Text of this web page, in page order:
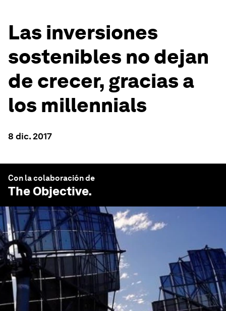
Las inversiones
sostenibles no dejan
de crecer, gracias a
los millennials
8 dic. 2017
Con la colaboración de
The Objective.